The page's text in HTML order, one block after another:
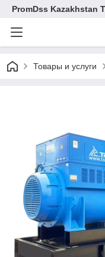
PromDss Kazakhstan
Товары и услуги